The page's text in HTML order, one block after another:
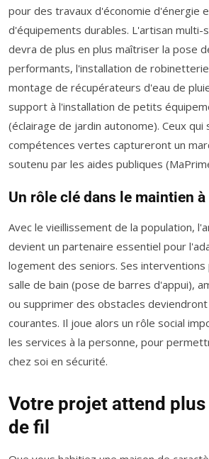
pour des travaux d'économie d'énergie
d'équipements durables. L'artisan multi-
devra de plus en plus maîtriser la pose
performants, l'installation de
montage de récupérateurs d'eau de
support à l'installation de petits
(éclairage de jardin autonome). Ceux
compétences vertes captureront un
soutenu par les aides publiques
Un rôle clé dans le maintien
Avec le vieillissement de la population,
devient un partenaire essentiel pour
logement des seniors. Ses interventions
salle de bain (pose de barres d'appui),
ou supprimer des obstacles
courantes. Il joue alors un rôle social
les services à la personne, pour
chez soi en sécurité.
Votre projet attend
de fil